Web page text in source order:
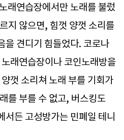
래연습장에서만 노래를 불렀
지 않으면, 힘껏 양껏 소리를
을 견디기 힘들었다. 코로나
래연습장이나 코인노래방을
껏 소리쳐 노래 부를 기회가
를 부를 수 없고, 버스킹도
서든 고성방가는 민폐일 테니